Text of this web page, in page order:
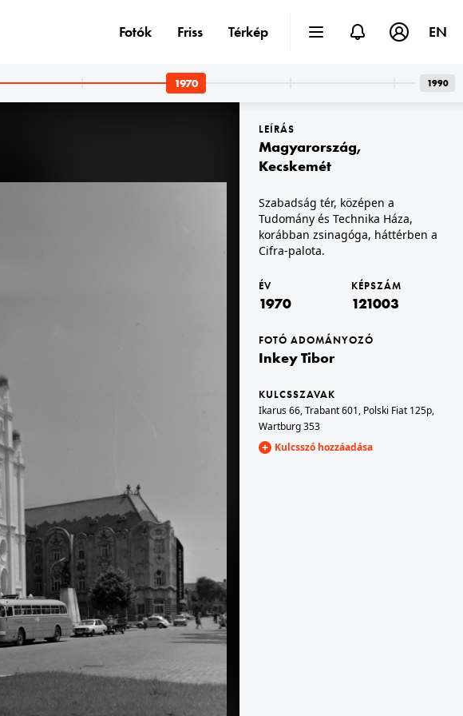
II.
utca felől nézve. Elektronikai és Finommechanikai Kutatóintézet (efki), ma a Videoton irodaháza.
Mogyoródi út, szemben a Zászlós utca a Besnyői utca felé nézve.
1970 · Budapest I. · budai Vár
a Mátyás-templom a Tárnok utca felől nézve.
1970 · Bécs
Karlsplatz, Karlskirche (Károly templom).
LEÍRÁS
Magyarország,
Kecskemét
Szabadság tér, középen a
Tudomány és Technika Háza,
korábban zsinagóga, háttérben a
Cifra-palota.
ÉV
1970
KÉPSZÁM
121003
FOTÓ ADOMÁNYOZÓ
Inkey Tibor
KULCSSZAVAK
Ikarus 66,Trabant 601, Polski Fiat 125p,
Wartburg 353
Kulcsszó hozzáadása
Fotók Friss Térkép EN
1990
1970